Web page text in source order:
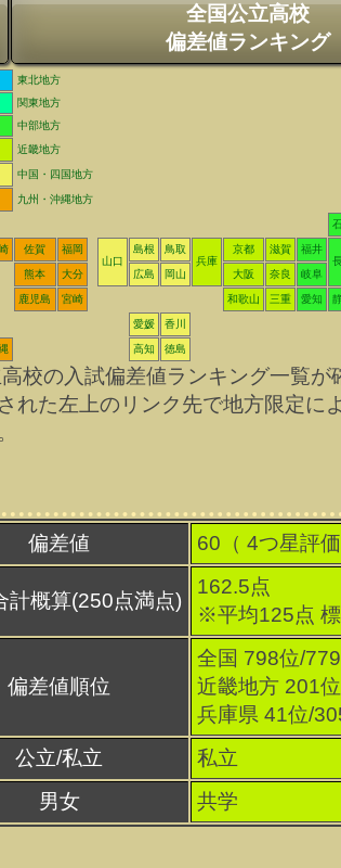
全国公立高校
偏差値ランキング
東北地方
関東地方
中部地方
近畿地方
中国・四国地方
九州・沖縄地方
佐賀
福岡
山口
島根
鳥取
兵庫
京都 滋賀
福井
熊本 大分 広島 岡山 大阪 奈良 岐阜
鹿児島 宮崎 和歌山 三重 愛知
愛媛 香川
高知 徳島
の入試偏差値ランキング一覧が
れた左上のリンク先で地方限定
偏差値 60（ 4つ星評価
計概算(250点満点)
162.5点
※平均125点
偏差値順位
全国 798位/
近畿地方 201
兵庫県 41位/
公立/私立
私立
男女
共学